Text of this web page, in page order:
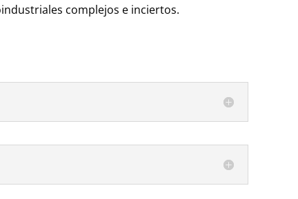
complejos e inciertos.